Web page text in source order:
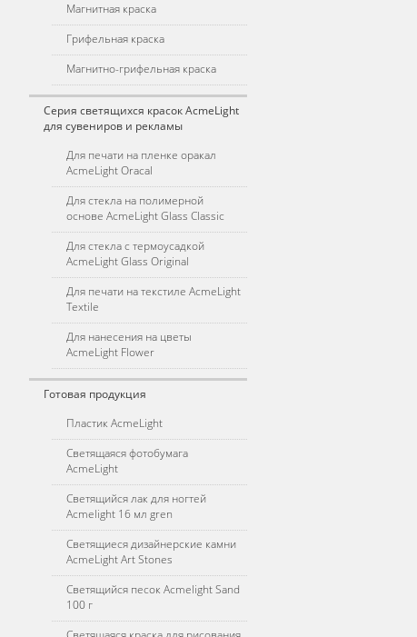
Магнитная краска
Грифельная краска
Магнитно-грифельная краска
Серия светящихся красок AcmeLight
для сувениров и рекламы
Для печати на пленке оракал
AcmeLight Oracal
Для стекла на полимерной
основе AcmeLight Glass Classic
Для стекла с термоусадкой
AcmeLight Glass Original
Для печати на текстиле AcmeLight
Textile
Для нанесения на цветы
AcmeLight Flower
Готовая продукция
Пластик AcmeLight
Светящаяся фотобумага
AcmeLight
Светящийся лак для ногтей
Acmelight 16 мл gren
Светящиеся дизайнерские камни
AcmeLight Art Stones
Светящийся песок Acmelight Sand
100 г